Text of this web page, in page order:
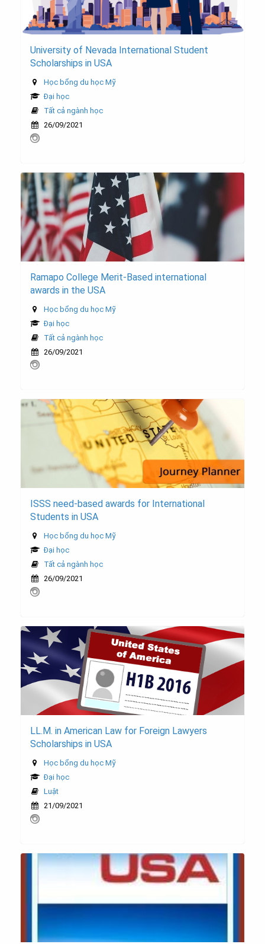
University of Nevada International Student
Scholarships in USA
Học bổng du học Mỹ
Đại học
Tất cả ngành học
26/09/2021
Ramapo College Merit-Based international
awards in the USA
Học bổng du học Mỹ
Đại học
Tất cả ngành học
26/09/2021
ISSS need-based awards for International
Students in USA
Học bổng du học Mỹ
Đại học
Tất cả ngành học
26/09/2021
LL.M. in American Law for Foreign Lawyers
Scholarships in USA
Học bổng du học Mỹ
Đại học
Luật
21/09/2021